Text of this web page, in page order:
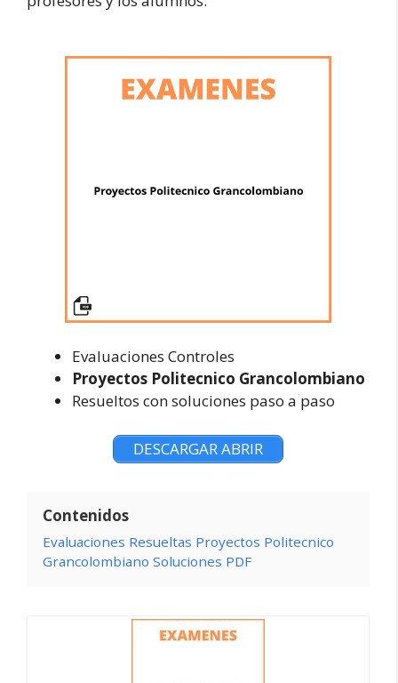
Evaluaciones Controles
Proyectos Politecnico Grancolombiano
Resueltos con soluciones paso a paso
DESCARGAR ABRIR
Contenidos
Evaluaciones Resueltas Proyectos Politecnico
Grancolombiano Soluciones PDF